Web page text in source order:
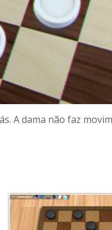
A dama não faz